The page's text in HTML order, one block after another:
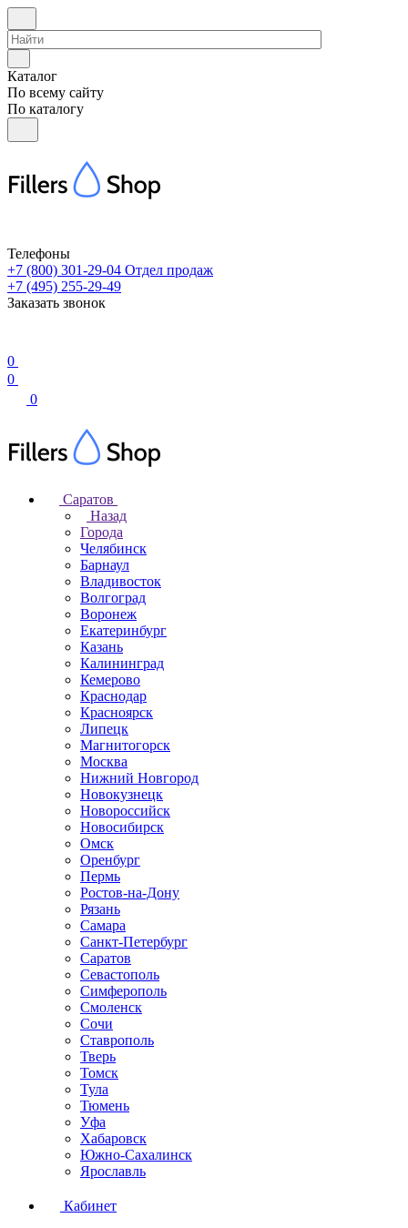
Каталог
По всему сайту
По каталогу
Телефоны
+7 (800) 301-29-04 Отдел продаж
+7 (495) 255-29-49
Заказать звонок
0
0
0
Саратов
Назад
Города
Челябинск
Барнаул
Владивосток
Волгоград
Воронеж
Екатеринбург
Казань
Калининград
Кемерово
Краснодар
Красноярск
Липецк
Магнитогорск
Москва
Нижний Новгород
Новокузнецк
Новороссийск
Новосибирск
Омск
Оренбург
Пермь
Ростов-на-Дону
Рязань
Самара
Санкт-Петербург
Саратов
Севастополь
Симферополь
Смоленск
Сочи
Ставрополь
Тверь
Томск
Тула
Тюмень
Уфа
Хабаровск
Южно-Сахалинск
Ярославль
Кабинет